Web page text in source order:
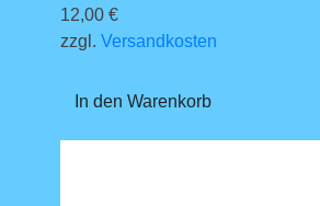
12,00 €
zzgl. Versandkosten
In den Warenkorb